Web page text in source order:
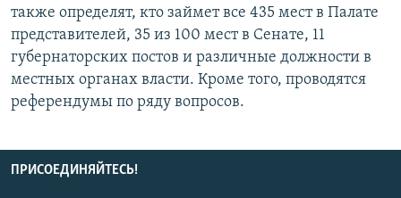
также определят, кто займет все 435 мест в Палате
представителей, 35 из 100 мест в Сенате, 11
губернаторских постов и различные должности в
местных органах власти. Кроме того, проводятся
референдумы по ряду вопросов.
ПРИСОЕДИНЯЙТЕСЬ!